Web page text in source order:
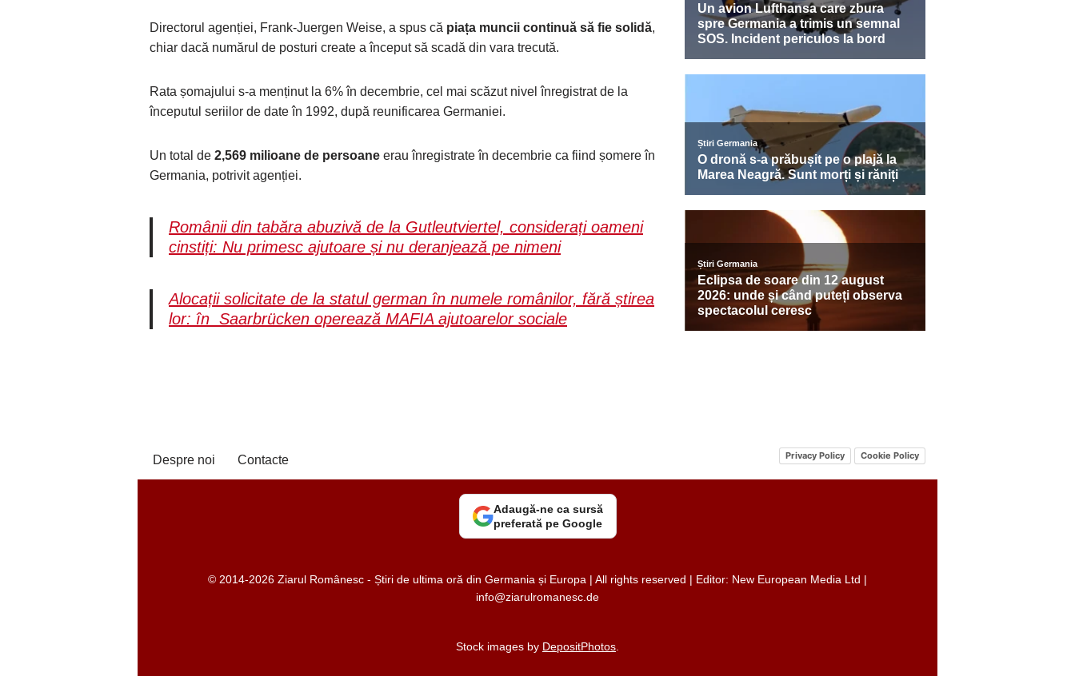
Directorul agenției, Frank-Juergen Weise, a spus că piața muncii continuă să fie solidă,
chiar dacă numărul de posturi create a început să scadă din vara trecută.
Rata șomajului s-a menținut la 6% în decembrie, cel mai scăzut nivel înregistrat de la
începutul seriilor de date în 1992, după reunificarea Germaniei.
Un total de 2,569 milioane de persoane erau înregistrate în decembrie ca fiind șomere în
Germania, potrivit agenției.
Românii din tabăra abuzivă de la Gutleutviertel, considerați oameni
cinstiți: Nu primesc ajutoare și nu deranjează pe nimeni
Alocații solicitate de la statul german în numele românilor, fără știrea
lor: în Saarbrücken operează MAFIA ajutoarelor sociale
Despre noi Contacte Privacy Policy Cookie Policy
Adaugă-ne ca sursă
preferată pe Google
© 2014-2026 Ziarul Românesc - Știri de ultima oră din Germania și Europa | All rights reserved | Editor: New European Media Ltd |
info@ziarulromanesc.de
Stock images by DepositPhotos